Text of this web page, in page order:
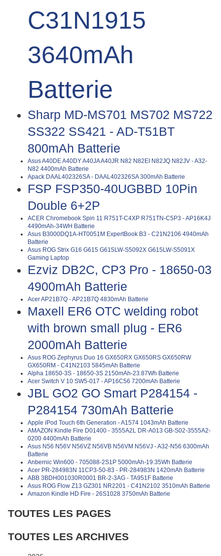
C31N1915
3640mAh
Batterie
Sharp MD-MS701 MS702 MS722
SS322 SS421 - AD-T51BT
800mAh Batterie
Asus A40DE A40DY A40JA A40JR N82 N82EI N82JQ N82JV - A32-
N82 4400mAh Batterie
Apack DAAL402326SA - DAAL402326SA 300mAh Batterie
FSP FSP350-40UGBBD 10Pin
Double 6+2P
ACER Chromebook Spin 11 R751T-C4XP R751TN-C5P3 - AP16K4J
4490mAh-34WH Batterie
Asus B3000DQ1A-HT0051M ExpertBook B3 - C21N2106 4940mAh
Batterie
Asus ROG Strix G16 G615 G615LW-S5092X G615LW-S5091X
Gaming Laptop
Ezviz DB2C, CP3 Pro - 18650-03
4900mAh Batterie
Acer AP21B7Q - AP21B7Q 4830mAh Batterie
Maxell ER6 OTC welding robot
with brown small plug - ER6
2000mAh Batterie
Asus ROG Zephyrus Duo 16 GX650RX GX650RS GX650RW
GX650RM - C41N2103 5845mAh Batterie
Alpha 18650-3S - 18650-3S 2150mAh-23.87Wh Batterie
Acer Switch V 10 SW5-017 - AP16C56 7200mAh Batterie
JBL GO2 GO Smart P284154 -
P284154 730mAh Batterie
Apple iPod Touch 6th Generation - A1574 1043mAh Batterie
AMAZON Kindle Fire D01400 - 3555A2L DR-A013 GB-S02-3555A2-
0200 4400mAh Batterie
Asus N56 N56V N56VZ N56VB N56VM N56VJ - A32-N56 6300mAh
Batterie
Anbernic Win600 - 705088-2S1P 5000mAh-19.35Wh Batterie
Acer PR-284983N 11CP3-50-83 - PR-284983N 1420mAh Batterie
ABB 3BDH001030R0001 BR-2-3AG - TA951F Batterie
Asus ROG Flow Z13 GZ301 NR2201 - C41N2102 3510mAh Batterie
Amazon Kindle HD Fire - 26S1028 3750mAh Batterie
TOUTES LES PAGES
TOUTES LES ARCHIVES